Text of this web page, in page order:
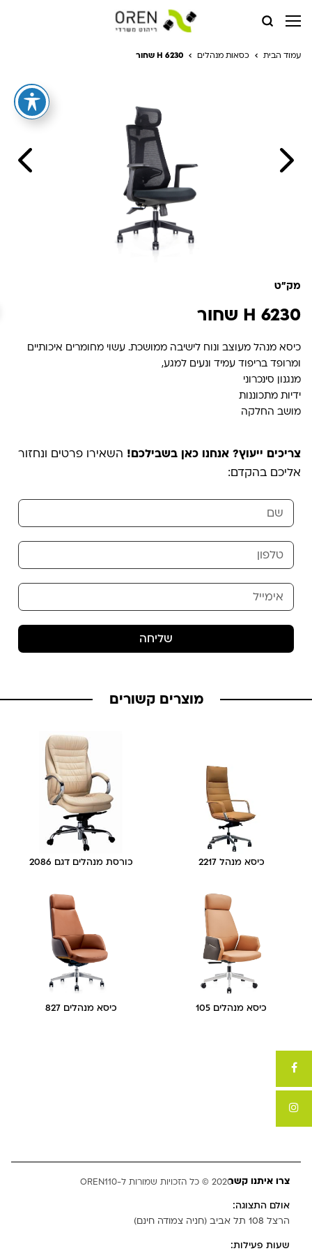
עמוד הבית כסאות מנהלים 6230 H שחור
מק"ט
6230 H שחור
כיסא מנהל מעוצב ונוח לישיבה ממושכת. עשוי מחומרים איכותיים
ומרופד בריפוד עמיד ונעים למגע,
מנגנון סינכרוני
ידיות מתכוננות
מושב החלקה
צריכים ייעוץ? אנחנו כאן בשבילכם! השאירו פרטים ונחזור
אליכם בהקדם:
שליחה
מוצרים קשורים
כיסא מנהל 2217 כורסת מנהלים דגם 2086
כיסא מנהלים 105 כיסא מנהלים 827
צרו איתנו קשר
אולם התצוגה:
הרצל 108 תל אביב (חניה צמודה חינם)
שעות פעילות:
2020 © כל הזכויות שמורות ל-OREN110